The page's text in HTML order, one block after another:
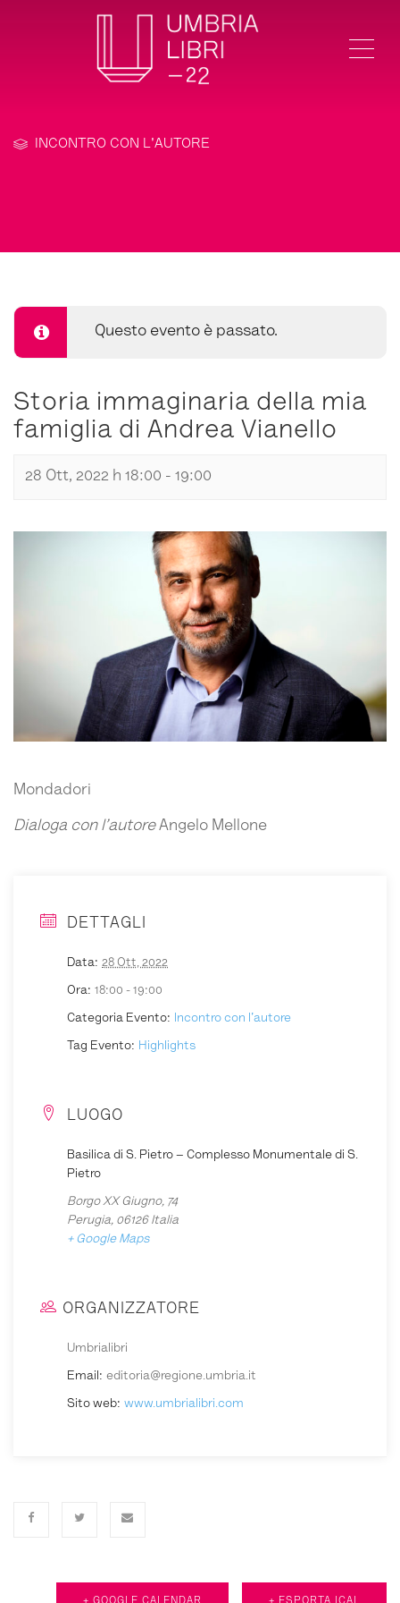
INCONTRO CON L'AUTORE
Questo evento è passato.
Storia immaginaria della mia
famiglia di Andrea Vianello
28 Ott, 2022 h 18:00 - 19:00
Mondadori
Dialoga con l’autoreAngelo Mellone
DETTAGLI
Data: 28 Ott, 2022
Ora: 18:00 - 19:00
Categoria Evento: Incontro con l'autore
Tag Evento: Highlights
LUOGO
Basilica di S. Pietro – Complesso Monumentale di S.
Pietro
Borgo XX Giugno, 74
Perugia, 06126 Italia
+ Google Maps
ORGANIZZATORE
Umbrialibri
Email: editoria@regione.umbria.it
Sito web: www.umbrialibri.com